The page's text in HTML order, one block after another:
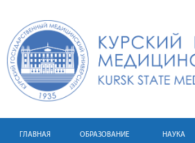
ГЛАВНАЯ ОБРАЗОВАНИЕ НАУКА